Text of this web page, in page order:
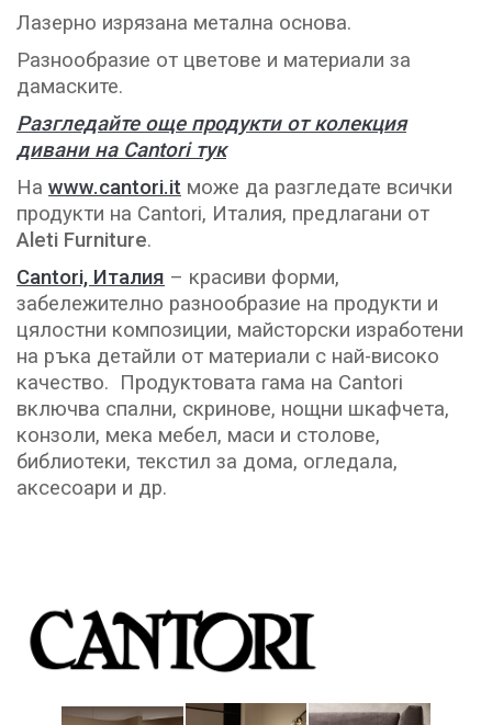
Лазерно изрязана метална основа.
Разнообразие от цветове и материали за
дамаските.
Разгледайте още продукти от колекция
дивани на Cantori тук
На www.cantori.it може да разгледате всички
продукти на Cantori, Италия, предлагани от
Aleti Furniture.
Cantori, Италия – красиви форми,
забележително разнообразие на продукти и
цялостни композиции, майсторски изработени
на ръка детайли от материали с най-високо
качество. Продуктовата гама на Cantori
включва спални, скринове, нощни шкафчета,
конзоли, мека мебел, маси и столове,
библиотеки, текстил за дома, огледала,
аксесоари и др.